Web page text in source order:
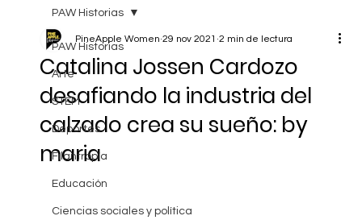
PAW Historias
Arte
STEM
Deportes
Filantropía
Educación
Ciencias sociales y política
PAW Historias
Catalina Jossen Cardozo
desafiando la industria del
calzado crea su sueño: by
maria
PineApple Women 29 nov 2021 2 min de lectura